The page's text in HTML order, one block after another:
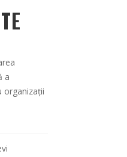
a
organizații